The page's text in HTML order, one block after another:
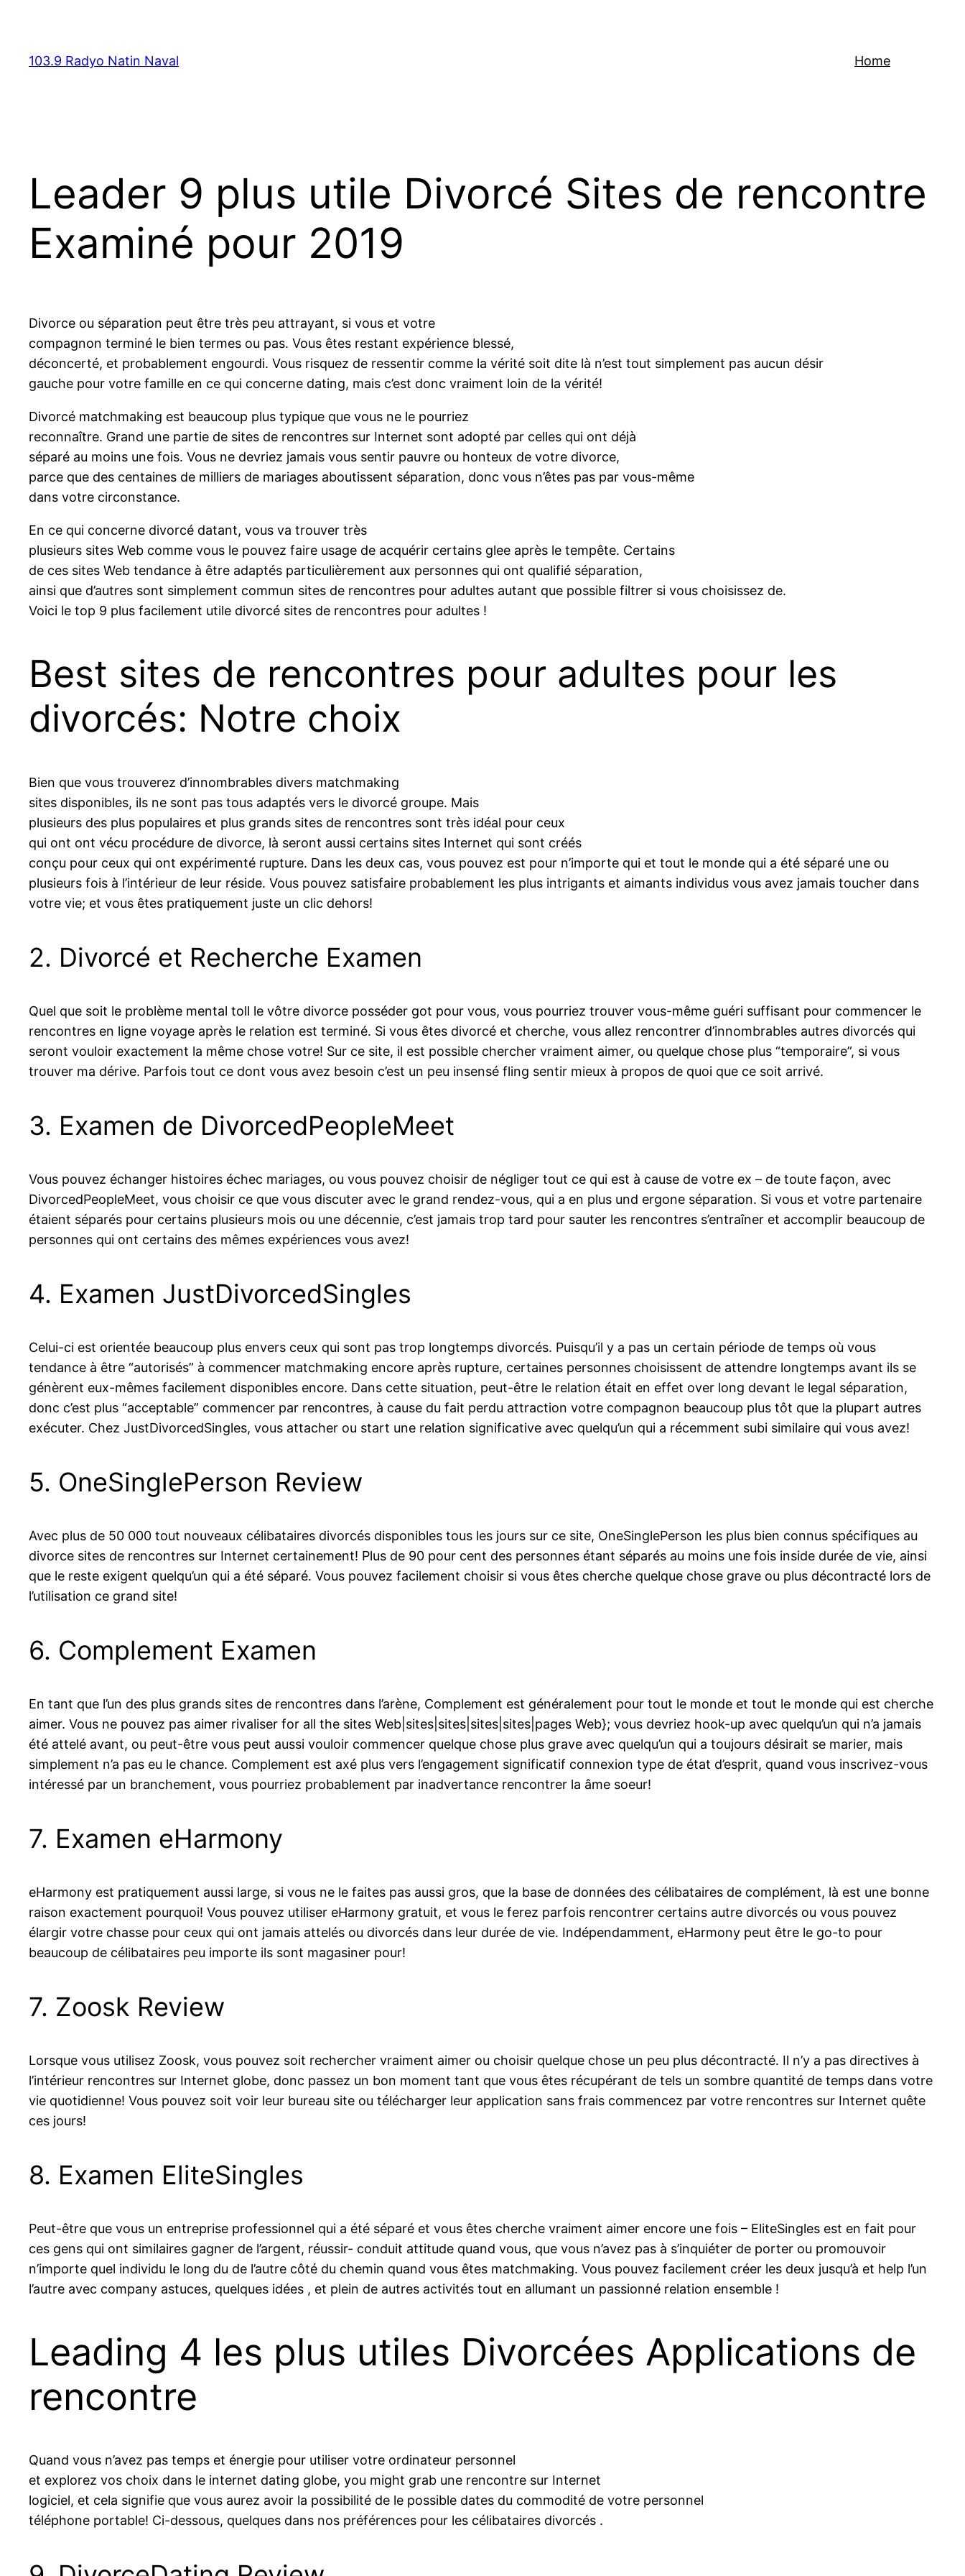
content
103.9 Radyo Natin Naval Home
Leader 9 plus utile Divorcé Sites de rencontre
Examiné pour 2019
Divorce ou séparation peut être très peu attrayant, si vous et votre
compagnon terminé le bien termes ou pas. Vous êtes restant expérience blessé,
déconcerté, et probablement engourdi. Vous risquez de ressentir comme la vérité soit dite là n’est tout simplement pas aucun désir
gauche pour votre famille en ce qui concerne dating, mais c’est donc vraiment loin de la vérité!
Divorcé matchmaking est beaucoup plus typique que vous ne le pourriez
reconnaître. Grand une partie de sites de rencontres sur Internet sont adopté par celles qui ont déjà
séparé au moins une fois. Vous ne devriez jamais vous sentir pauvre ou honteux de votre divorce,
parce que des centaines de milliers de mariages aboutissent séparation, donc vous n’êtes pas par vous-même
dans votre circonstance.
En ce qui concerne divorcé datant, vous va trouver très
plusieurs sites Web comme vous le pouvez faire usage de acquérir certains glee après le tempête. Certains
de ces sites Web tendance à être adaptés particulièrement aux personnes qui ont qualifié séparation,
ainsi que d’autres sont simplement commun sites de rencontres pour adultes autant que possible filtrer si vous choisissez de.
Voici le top 9 plus facilement utile divorcé sites de rencontres pour adultes !
Best sites de rencontres pour adultes pour les
divorcés: Notre choix
Bien que vous trouverez d’innombrables divers matchmaking
sites disponibles, ils ne sont pas tous adaptés vers le divorcé groupe. Mais
plusieurs des plus populaires et plus grands sites de rencontres sont très idéal pour ceux
qui ont ont vécu procédure de divorce, là seront aussi certains sites Internet qui sont créés
conçu pour ceux qui ont expérimenté rupture. Dans les deux cas, vous pouvez est pour n’importe qui et tout le monde qui a été séparé une ou
plusieurs fois à l’intérieur de leur réside. Vous pouvez satisfaire probablement les plus intrigants et aimants individus vous avez jamais toucher dans
votre vie; et vous êtes pratiquement juste un clic dehors!
2. Divorcé et Recherche Examen
Quel que soit le problème mental toll le vôtre divorce posséder got pour vous, vous pourriez trouver vous-même guéri suffisant pour commencer le
rencontres en ligne voyage après le relation est terminé. Si vous êtes divorcé et cherche, vous allez rencontrer d’innombrables autres divorcés qui
seront vouloir exactement la même chose votre! Sur ce site, il est possible chercher vraiment aimer, ou quelque chose plus “temporaire”, si vous
trouver ma dérive. Parfois tout ce dont vous avez besoin c’est un peu insensé fling sentir mieux à propos de quoi que ce soit arrivé.
3. Examen de DivorcedPeopleMeet
Vous pouvez échanger histoires échec mariages, ou vous pouvez choisir de négliger tout ce qui est à cause de votre ex – de toute façon, avec
DivorcedPeopleMeet, vous choisir ce que vous discuter avec le grand rendez-vous, qui a en plus und ergone séparation. Si vous et votre partenaire
étaient séparés pour certains plusieurs mois ou une décennie, c’est jamais trop tard pour sauter les rencontres s’entraîner et accomplir beaucoup de
personnes qui ont certains des mêmes expériences vous avez!
4. Examen JustDivorcedSingles
Celui-ci est orientée beaucoup plus envers ceux qui sont pas trop longtemps divorcés. Puisqu’il y a pas un certain période de temps où vous
tendance à être “autorisés” à commencer matchmaking encore après rupture, certaines personnes choisissent de attendre longtemps avant ils se
génèrent eux-mêmes facilement disponibles encore. Dans cette situation, peut-être le relation était en effet over long devant le legal séparation,
donc c’est plus “acceptable” commencer par rencontres, à cause du fait perdu attraction votre compagnon beaucoup plus tôt que la plupart autres
exécuter. Chez JustDivorcedSingles, vous attacher ou start une relation significative avec quelqu’un qui a récemment subi similaire qui vous avez!
5. OneSinglePerson Review
Avec plus de 50 000 tout nouveaux célibataires divorcés disponibles tous les jours sur ce site, OneSinglePerson les plus bien connus spécifiques au
divorce sites de rencontres sur Internet certainement! Plus de 90 pour cent des personnes étant séparés au moins une fois inside durée de vie, ainsi
que le reste exigent quelqu’un qui a été séparé. Vous pouvez facilement choisir si vous êtes cherche quelque chose grave ou plus décontracté lors de
l’utilisation ce grand site!
6. Complement Examen
En tant que l’un des plus grands sites de rencontres dans l’arène, Complement est généralement pour tout le monde et tout le monde qui est cherche
aimer. Vous ne pouvez pas aimer rivaliser for all the sites Web|sites|sites|sites|sites|pages Web}; vous devriez hook-up avec quelqu’un qui n’a jamais
été attelé avant, ou peut-être vous peut aussi vouloir commencer quelque chose plus grave avec quelqu’un qui a toujours désirait se marier, mais
simplement n’a pas eu le chance. Complement est axé plus vers l’engagement significatif connexion type de état d’esprit, quand vous inscrivez-vous
intéressé par un branchement, vous pourriez probablement par inadvertance rencontrer la âme soeur!
7. Examen eHarmony
eHarmony est pratiquement aussi large, si vous ne le faites pas aussi gros, que la base de données des célibataires de complément, là est une bonne
raison exactement pourquoi! Vous pouvez utiliser eHarmony gratuit, et vous le ferez parfois rencontrer certains autre divorcés ou vous pouvez
élargir votre chasse pour ceux qui ont jamais attelés ou divorcés dans leur durée de vie. Indépendamment, eHarmony peut être le go-to pour
beaucoup de célibataires peu importe ils sont magasiner pour!
7. Zoosk Review
Lorsque vous utilisez Zoosk, vous pouvez soit rechercher vraiment aimer ou choisir quelque chose un peu plus décontracté. Il n’y a pas directives à
l’intérieur rencontres sur Internet globe, donc passez un bon moment tant que vous êtes récupérant de tels un sombre quantité de temps dans votre
vie quotidienne! Vous pouvez soit voir leur bureau site ou télécharger leur application sans frais commencez par votre rencontres sur Internet quête
ces jours!
8. Examen EliteSingles
Peut-être que vous un entreprise professionnel qui a été séparé et vous êtes cherche vraiment aimer encore une fois – EliteSingles est en fait pour
ces gens qui ont similaires gagner de l’argent, réussir- conduit attitude quand vous, que vous n’avez pas à s’inquiéter de porter ou promouvoir
n’importe quel individu le long du de l’autre côté du chemin quand vous êtes matchmaking. Vous pouvez facilement créer les deux jusqu’à et help l’un
l’autre avec company astuces, quelques idées , et plein de autres activités tout en allumant un passionné relation ensemble !
Leading 4 les plus utiles Divorcées Applications de
rencontre
Quand vous n’avez pas temps et énergie pour utiliser votre ordinateur personnel
et explorez vos choix dans le internet dating globe, you might grab une rencontre sur Internet
logiciel, et cela signifie que vous aurez avoir la possibilité de le possible dates du commodité de votre personnel
téléphone portable! Ci-dessous, quelques dans nos préférences pour les célibataires divorcés .